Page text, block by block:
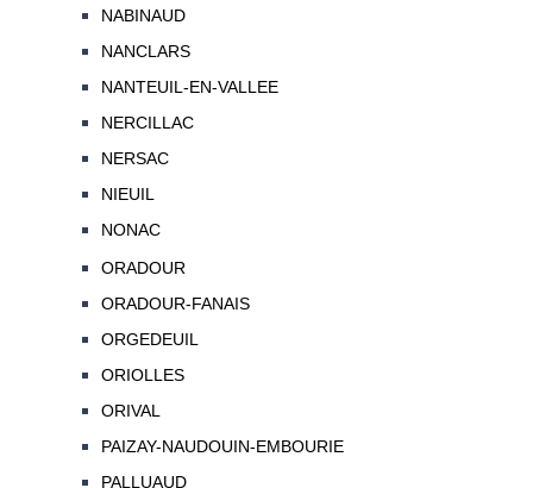
NABINAUD
NANCLARS
NANTEUIL-EN-VALLEE
NERCILLAC
NERSAC
NIEUIL
NONAC
ORADOUR
ORADOUR-FANAIS
ORGEDEUIL
ORIOLLES
ORIVAL
PAIZAY-NAUDOUIN-EMBOURIE
PALLUAUD